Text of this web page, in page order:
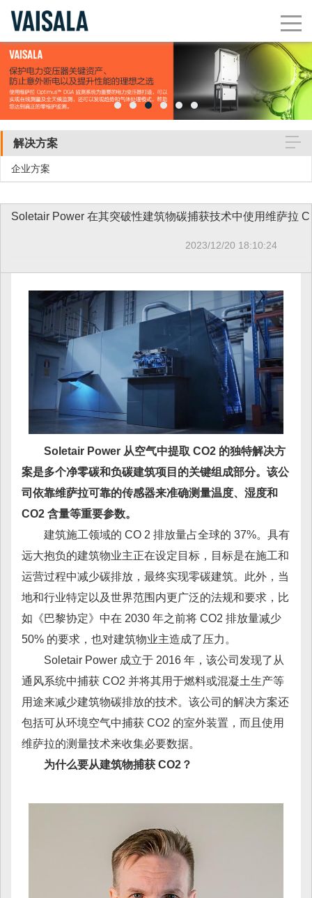
解决方案
企业方案
2023/12/20 18:10:24
Soletair Power 从空气中提取 CO2 的独特解决方
案是多个净零碳和负碳建筑项目的关键组成部分。该公
司依靠维萨拉可靠的传感器来准确测量温度、湿度和
CO2 含量等重要参数。
建筑施工领域的 CO 2 排放量占全球的 37%。具有
远大抱负的建筑物业主正在设定目标，目标是在施工和
运营过程中减少碳排放，最终实现零碳建筑。此外，当
地和行业特定以及世界范围内更广泛的法规和要求，比
如《巴黎协定》中在 2030 年之前将 CO2 排放量减少
50% 的要求，也对建筑物业主造成了压力。
Soletair Power 成立于 2016 年，该公司发现了从
通风系统中捕获 CO2 并将其用于燃料或混凝土生产等
用途来减少建筑物碳排放的技术。该公司的解决方案还
包括可从环境空气中捕获 CO2 的室外装置，而且使用
维萨拉的测量技术来收集必要数据。
为什么要从建筑物捕获 CO2？